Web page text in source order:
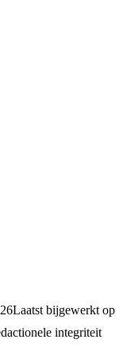
Laatst bijgewerkt op
integriteit